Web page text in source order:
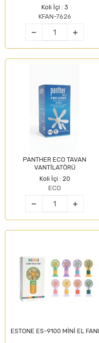
Koli İçi : 3
KFAN-7626
PANTHER ECO TAVAN
VANTİLATÖRÜ
Koli İçi : 20
ECO
ESTONE ES-9100 MİNİ EL FANI